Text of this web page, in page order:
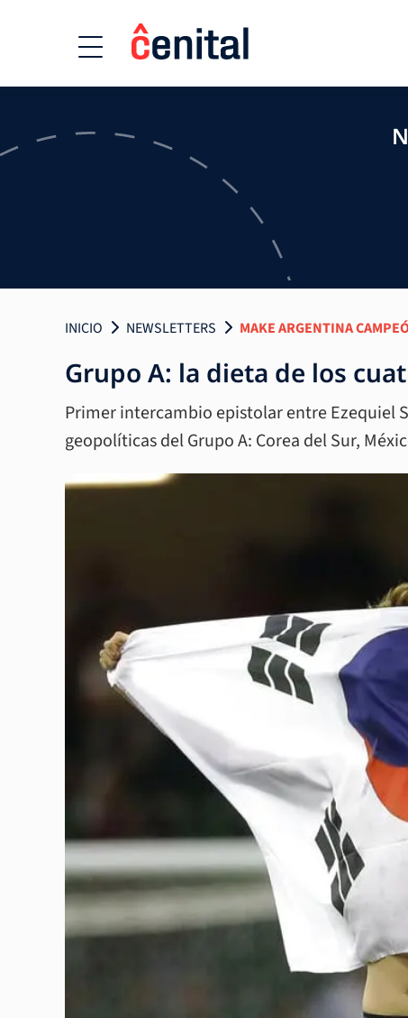
INICIO NEWSLETTERS MAKE ARGENTINA
Grupo A: la dieta de los
Primer intercambio epistolar entre Ezequiel
geopolíticas del Grupo A: Corea del Sur,